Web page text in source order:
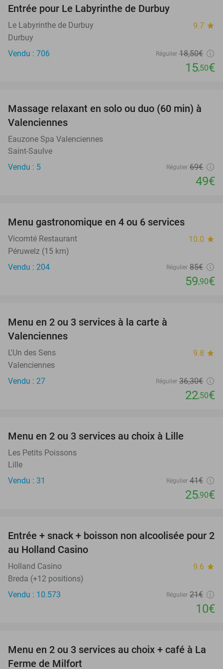
Entrée pour Le Labyrinthe de Durbuy
Le Labyrinthe de Durbuy 9.7 star
Durbuy
Vendu : 706
Régulier 18,50€
15,50€
29%
Massage relaxant en solo ou duo (60 min) à
Valenciennes
Eauzone Spa Valenciennes
Saint-Saulve
Vendu : 5
Régulier 69€
49€
Menu gastronomique en 4 ou 6 services
Vicomté Restaurant 10.0 star
Péruwelz (15 km)
Vendu : 204
Régulier 85€
59,90€
Menu en 2 ou 3 services à la carte à
Valenciennes
L'Un des Sens 9.8 star
Valenciennes
Vendu : 27
Régulier 36,30€
22,50€
Menu en 2 ou 3 services au choix à Lille
Les Petits Poissons
Lille
Vendu : 31
Régulier 41€
25,90€
52%
Entrée + snack + boisson non alcoolisée pour 2
au Holland Casino
Holland Casino 9.6 star
Breda (+12 positions)
Vendu : 10.573
Régulier 21€
10€
50%
Menu en 2 ou 3 services au choix + café à La
Ferme de Milfort